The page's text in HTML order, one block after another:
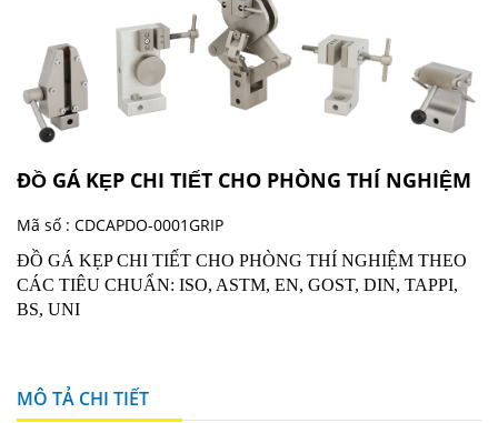
ĐỒ GÁ KẸP CHI TIẾT CHO PHÒNG THÍ NGHIỆM
Mã số : CDCAPDO-0001GRIP
ĐỒ GÁ KẸP CHI TIẾT CHO PHÒNG THÍ NGHIỆM THEO
CÁC TIÊU CHUẨN: ISO, ASTM, EN, GOST, DIN, TAPPI,
BS, UNI
MÔ TẢ CHI TIẾT